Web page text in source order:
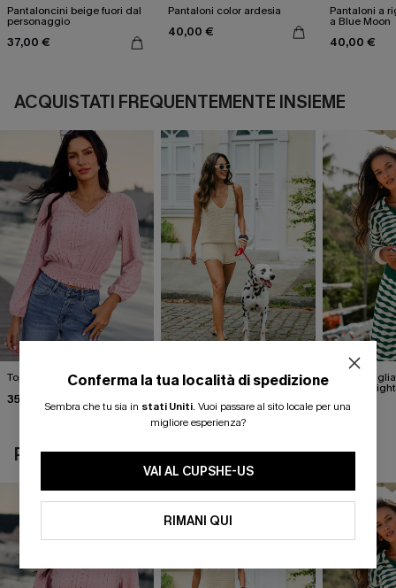
Pantaloncini beige fuori dal
personaggio
37,00 €
Pantaloni color ardesia
40,00 €
Pantaloni a
a Blue Moon
40,00 €
ACQUISTATI FREQUENTEMENTE INSIEME
Top rosa Pinch Me
35,00 €
Gilet beige Break the Ice Top in
astratto
40,00 €
POTREBBE INTERESSARTI ANCHE
Conferma la tua località di spedizione
Sembra che tu sia in stati Uniti. Vuoi passare al sito locale per una
migliore esperienza?
VAI AL CUPSHE-US
RIMANI QUI